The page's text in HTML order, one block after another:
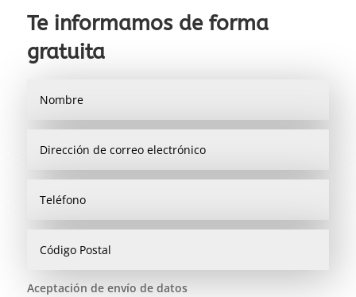
Te informamos de forma
gratuita
Aceptación de envío de datos